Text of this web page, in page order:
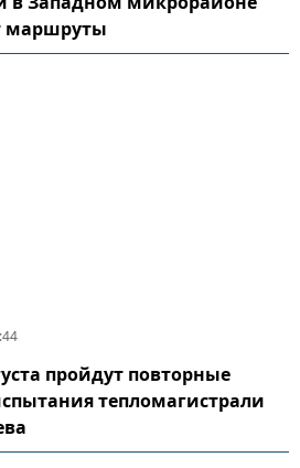
маршруты
пройдут повторные
тепломагистрали